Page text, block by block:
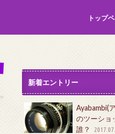
トップ
新着エントリー
Ayabambi(
のツーショ
誰？